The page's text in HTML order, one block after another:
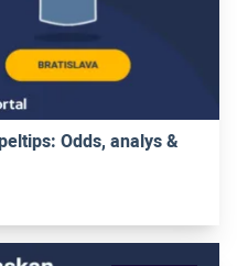
Odds, analys &